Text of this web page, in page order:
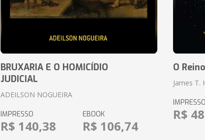
BRUXARIA E O HOMICÍDIO
JUDICIAL
ADEILSON NOGUEIRA
IMPRESSO
R$ 140,38
EBOOK
R$ 106,74
O Reino
James T.
IMPRESSO
R$